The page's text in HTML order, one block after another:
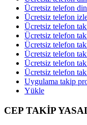
Ücretsiz telefon
Ücretsiz telefon
Ücretsiz telefon
Ücretsiz telefon
Ücretsiz telefon
Ücretsiz telefon
Ücretsiz telefon
Ücretsiz telefon
Uygulama takip
Yükle
CEP TAKİP